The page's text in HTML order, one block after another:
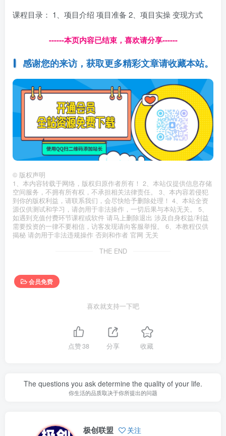
课程目录： 1、项目介绍 项目准备 2、项目实操 变现方式
------本页内容已结束，喜欢请分享------
感谢您的来访，获取更多精彩文章请收藏本站。
© 版权声明
1、本内容转载于网络，版权归原作者所有！ 2、本站仅提供信息存储
空间服务，不拥有所有权，不承担相关法律责任。 3、本内容若侵犯
到你的版权利益，请联系我们，会尽快给予删除处理！ 4、本站全资
源仅供测试和学习，请勿用于非法操作，一切后果与本站无关。 5、
如遇到充值付费环节课程或软件 请马上删除退出 涉及自身权益/利益
需要投资的一律不要相信，访客发现请向客服举报。 6、本教程仅供
揭秘 请勿用于非法违规操作 否则和作者 官网 无关
THE END
会员免费
喜欢就支持一下吧
点赞38 分享 收藏
The questions you ask determine the quality of your life.
你生活的品质取决于你所提出的问题
极创联盟 关注